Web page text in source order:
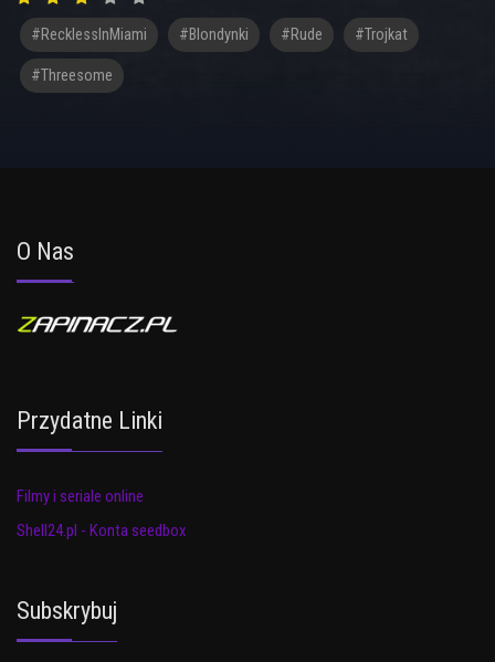
#RecklessInMiami #blondynki #rude #trojkat
#threesome
O Nas
Przydatne Linki
Filmy i seriale online
Shell24.pl - Konta seedbox
Subskrybuj